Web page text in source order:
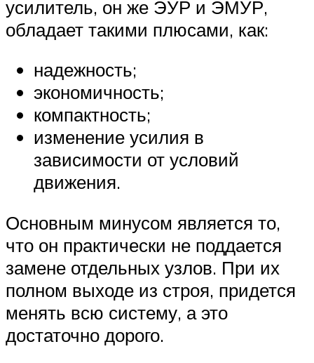
усилитель, он же ЭУР и ЭМУР,
обладает такими плюсами, как:
надежность;
экономичность;
компактность;
изменение усилия в
зависимости от условий
движения.
Основным минусом является то,
что он практически не поддается
замене отдельных узлов. При их
полном выходе из строя, придется
менять всю систему, а это
достаточно дорого.